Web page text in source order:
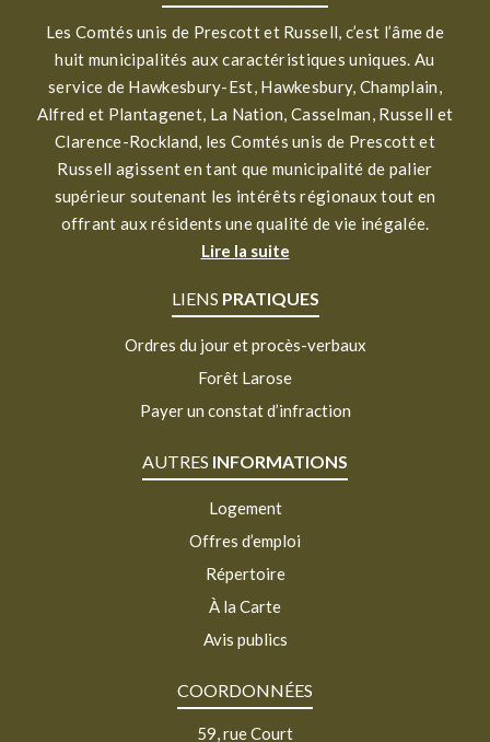
Les Comtés unis de Prescott et Russell, c’est l’âme de
huit municipalités aux caractéristiques uniques. Au
service de Hawkesbury-Est, Hawkesbury, Champlain,
Alfred et Plantagenet, La Nation, Casselman, Russell et
Clarence-Rockland, les Comtés unis de Prescott et
Russell agissent en tant que municipalité de palier
supérieur soutenant les intérêts régionaux tout en
offrant aux résidents une qualité de vie inégalée.
Lire la suite
LIENS PRATIQUES
Ordres du jour et procès-verbaux
Forêt Larose
Payer un constat d’infraction
AUTRES INFORMATIONS
Logement
Offres d’emploi
Répertoire
À la Carte
Avis publics
COORDONNÉES
59, rue Court